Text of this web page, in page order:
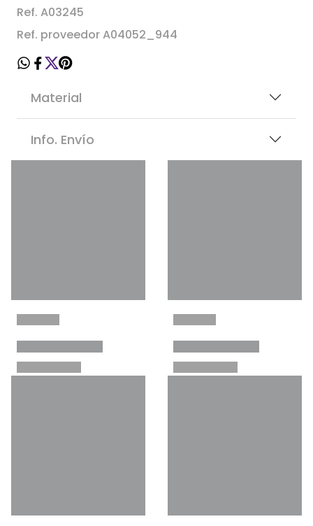
Ref. A03245
Ref. proveedor A04052_944
Material
Info. Envío